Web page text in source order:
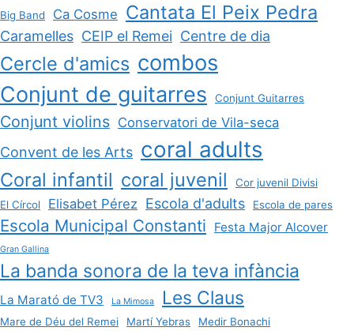
Big Band Ca Cosme Cantata El Peix Pedra
Caramelles CEIP el Remei Centre de dia
Cercle d'amics combos
Conjunt de guitarres Conjunt Guitarres
Conjunt violins Conservatori de Vila-seca
Convent de les Arts coral adults
Coral infantil coral juvenil
Cor juvenil Divisi
El Círcol
Elisabet Pérez Escola d'adults Escola de pares
Escola Municipal Constanti Festa Major Alcover
Gran Gallina
La banda sonora de la teva infància
La Marató de TV3 La Mimosa Les Claus
Mare de Déu del Remei Martí Yebras
Medir Bonachi